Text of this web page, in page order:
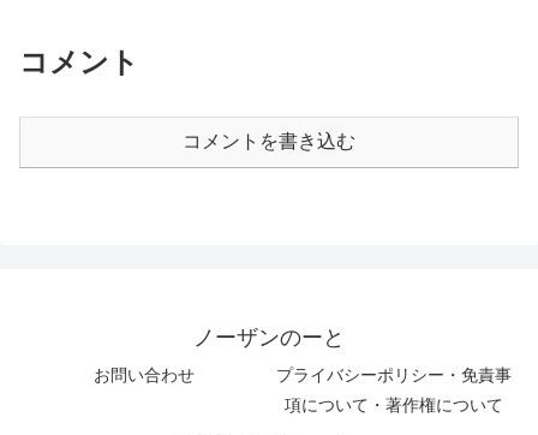
コメント
コメントを書き込む
ノーザンのーと
お問い合わせ
プライバシーポリシー・免責事
項について・著作権について